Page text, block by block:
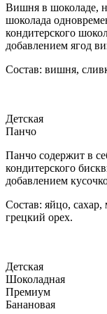
Вишня в шоколаде,
шоколада
кондитерского
добавлением ягод
Состав: вишня,
Детская
Панчо
Панчо содержит в
кондитерского
добавлением
Состав: яйцо, сахар,
грецкий орех.
Детская
Шоколадная
Премиум
Банановая